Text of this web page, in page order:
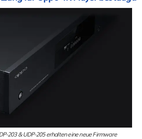
203 & UDP-205 erhalten eine neue Firmware